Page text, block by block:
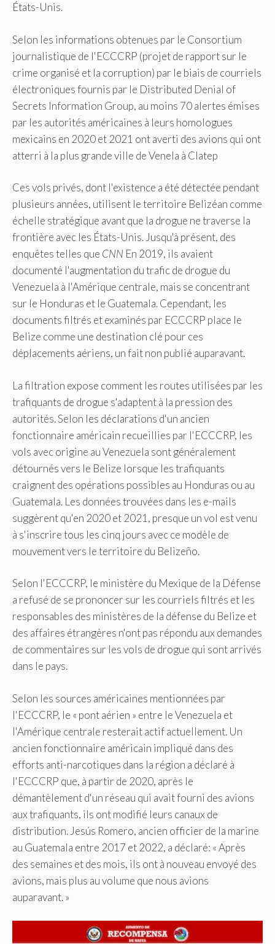
États-Unis.
Selon les informations obtenues par le Consortium
journalistique de l'ECCCRP (projet de rapport sur le
crime organisé et la corruption) par le biais de courriels
électroniques fournis par le Distributed Denial of
Secrets Information Group, au moins 70 alertes émises
par les autorités américaines à leurs homologues
mexicains en 2020 et 2021 ont averti des avions qui ont
atterri à la plus grande ville de Venela à Clatep
Ces vols privés, dont l'existence a été détectée pendant
plusieurs années, utilisent le territoire Belizéan comme
échelle stratégique avant que la drogue ne traverse la
frontière avec les États-Unis. Jusqu'à présent, des
enquêtes telles que CNN En 2019, ils avaient
documenté l'augmentation du trafic de drogue du
Venezuela à l'Amérique centrale, mais se concentrant
sur le Honduras et le Guatemala. Cependant, les
documents filtrés et examinés par ECCCRP place le
Belize comme une destination clé pour ces
déplacements aériens, un fait non publié auparavant.
La filtration expose comment les routes utilisées par les
trafiquants de drogue s'adaptent à la pression des
autorités. Selon les déclarations d'un ancien
fonctionnaire américain recueillies par l'ECCCRP, les
vols avec origine au Venezuela sont généralement
détournés vers le Belize lorsque les trafiquants
craignent des opérations possibles au Honduras ou au
Guatemala. Les données trouvées dans les e-mails
suggèrent qu'en 2020 et 2021, presque un vol est venu
à s'inscrire tous les cinq jours avec ce modèle de
mouvement vers le territoire du Belizeño.
Selon l'ECCCRP, le ministère du Mexique de la Défense
a refusé de se prononcer sur les courriels filtrés et les
responsables des ministères de la défense du Belize et
des affaires étrangères n'ont pas répondu aux demandes
de commentaires sur les vols de drogue qui sont arrivés
dans le pays.
Selon les sources américaines mentionnées par
l'ECCCRP, le « pont aérien » entre le Venezuela et
l'Amérique centrale resterait actif actuellement. Un
ancien fonctionnaire américain impliqué dans des
efforts anti-narcotiques dans la région a déclaré à
l'ECCCRP que, à partir de 2020, après le
démantèlement d'un réseau qui avait fourni des avions
aux trafiquants, ils ont modifié leurs canaux de
distribution. Jesús Romero, ancien officier de la marine
au Guatemala entre 2017 et 2022, a déclaré: « Après
des semaines et des mois, ils ont à nouveau envoyé des
avions, mais plus au volume que nous avions
auparavant. »